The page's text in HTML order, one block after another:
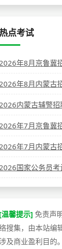
点考试
年8月京鲁冀
年8月内蒙古
内蒙古辅警
年7月京鲁冀
年7月内蒙古
国家公务员
馨提示] 免责声
搜集，由本站编
及商业盈利目的